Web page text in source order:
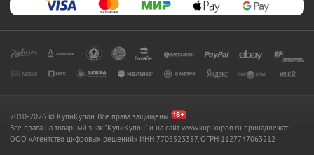
2010-2026 © КупиКупон. Все права защищены.
Все права на товарный знак "КупиКупон" и на сайт www.kupikupon.ru принадлежат
OOO «Агентство цифровых решений» ИНН 7705523387, ОГРН 1127747063212